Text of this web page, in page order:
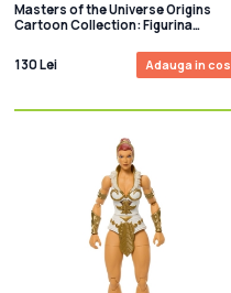
Masters of the Universe Origins
Cartoon Collection: Figurina
130 Lei
Adauga in cos